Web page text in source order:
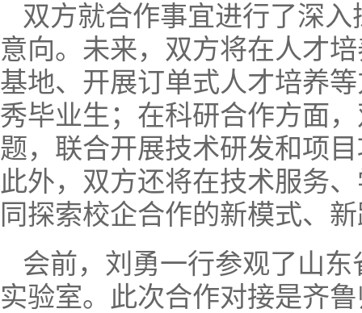
双方就合作事宜进行了深
意向。未来，双方将在人才
基地、开展订单式人才培养
秀毕业生；在科研合作方面
题，联合开展技术研发和项
此外，双方还将在技术服务
同探索校企合作的新模式、
会前，刘勇一行参观了山
实验室。此次合作对接是齐